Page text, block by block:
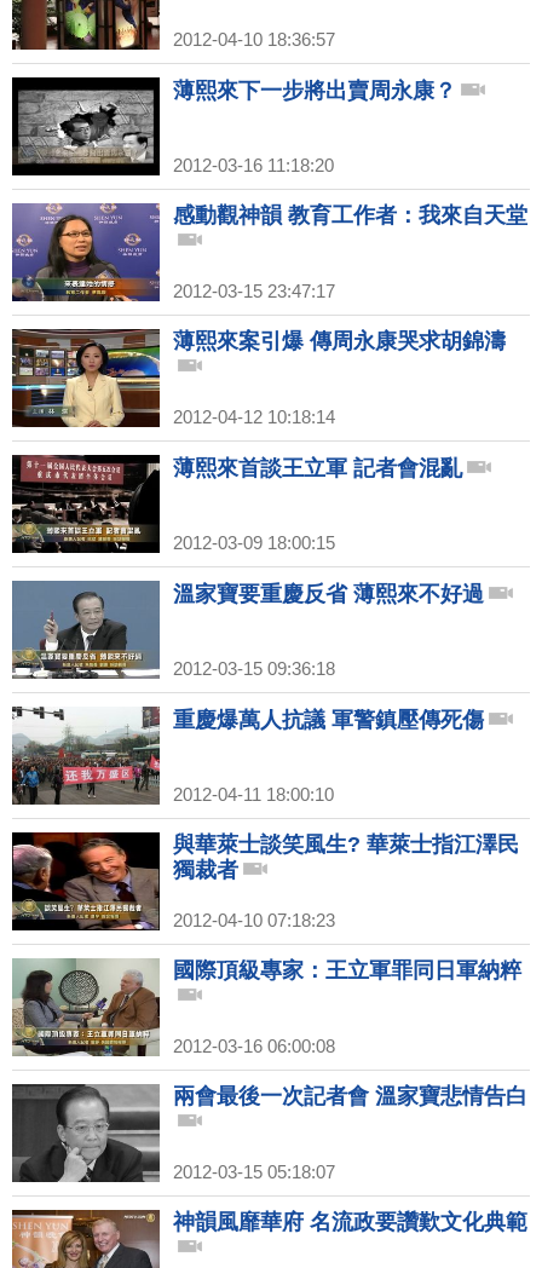
2012-04-10 18:36:57
薄熙來下一步將出賣周永康？
2012-03-16 11:18:20
感動觀神韻 教育工作者：我來自天堂
2012-03-15 23:47:17
薄熙來案引爆 傳周永康哭求胡錦濤
2012-04-12 10:18:14
薄熙來首談王立軍 記者會混亂
2012-03-09 18:00:15
溫家寶要重慶反省 薄熙來不好過
2012-03-15 09:36:18
重慶爆萬人抗議 軍警鎮壓傳死傷
2012-04-11 18:00:10
與華萊士談笑風生? 華萊士指江澤民
獨裁者
2012-04-10 07:18:23
國際頂級專家：王立軍罪同日軍納粹
2012-03-16 06:00:08
兩會最後一次記者會 溫家寶悲情告白
2012-03-15 05:18:07
神韻風靡華府 名流政要讚歎文化典範